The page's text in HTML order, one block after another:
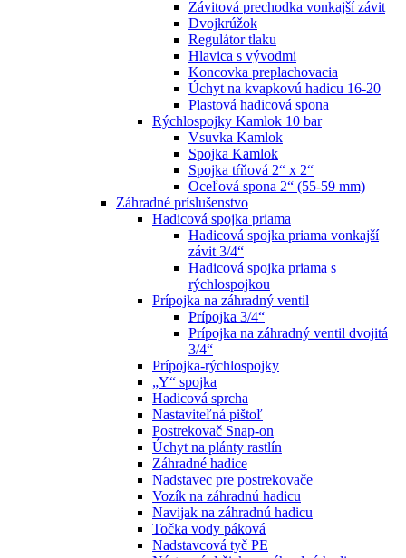
Závitová prechodka vonkajší závit
Dvojkrúžok
Regulátor tlaku
Hlavica s vývodmi
Koncovka preplachovacia
Úchyt na kvapkovú hadicu 16-20
Plastová hadicová spona
Rýchlospojky Kamlok 10 bar
Vsuvka Kamlok
Spojka Kamlok
Spojka tŕňová 2“ x 2“
Oceľová spona 2“ (55-59 mm)
Záhradné príslušenstvo
Hadicová spojka priama
Hadicová spojka priama vonkajší
závit 3/4“
Hadicová spojka priama s
rýchlospojkou
Prípojka na záhradný ventil
Prípojka 3/4“
Prípojka na záhradný ventil dvojitá
3/4“
Prípojka-rýchlospojky
„Y“ spojka
Hadicová sprcha
Nastaviteľná pištoľ
Postrekovač Snap-on
Úchyt na plánty rastlín
Záhradné hadice
Nadstavec pre postrekovače
Vozík na záhradnú hadicu
Navijak na záhradnú hadicu
Točka vody páková
Nadstavcová tyč PE